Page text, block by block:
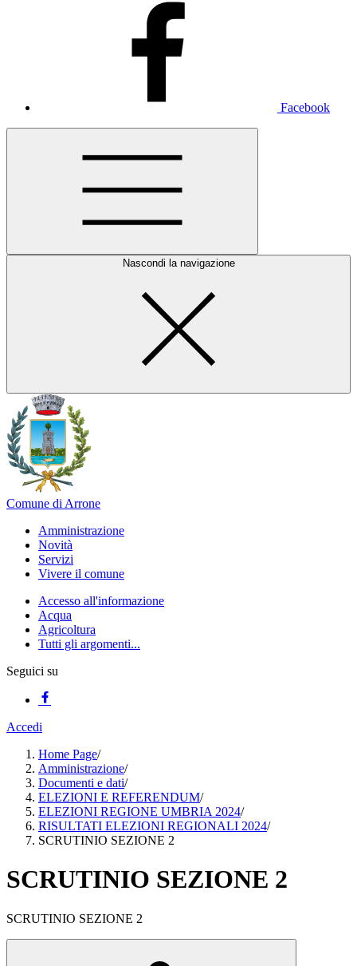
Facebook
Nascondi la navigazione
Comune di Arrone
Amministrazione
Novità
Servizi
Vivere il comune
Accesso all'informazione
Acqua
Agricoltura
Tutti gli argomenti...
Seguici su
Accedi
Home Page/
Amministrazione/
Documenti e dati/
ELEZIONI E REFERENDUM/
ELEZIONI REGIONE UMBRIA 2024/
RISULTATI ELEZIONI REGIONALI 2024/
SCRUTINIO SEZIONE 2
SCRUTINIO SEZIONE 2
SCRUTINIO SEZIONE 2